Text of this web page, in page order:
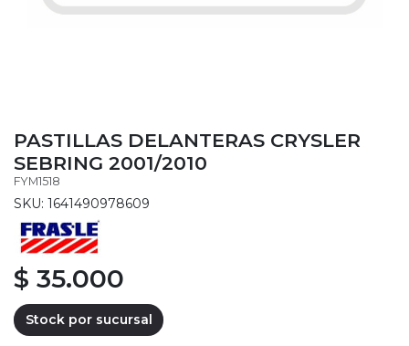
PASTILLAS DELANTERAS CRYSLER
SEBRING 2001/2010
FYM1518
SKU: 1641490978609
$ 35.000
Stock por sucursal